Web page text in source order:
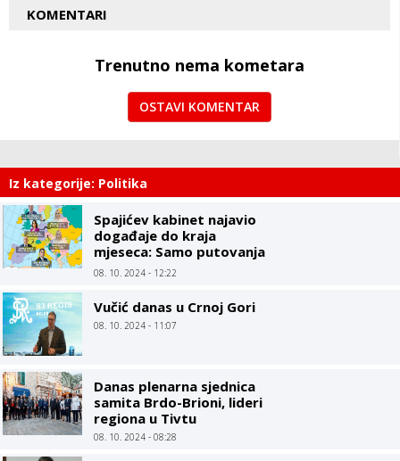
KOMENTARI
Trenutno nema kometara
OSTAVI KOMENTAR
Iz kategorije: Politika
Spajićev kabinet najavio
događaje do kraja
mjeseca: Samo putovanja
ministara, Vlada kao
08. 10. 2024 - 12:22
Vučić danas u Crnoj Gori
08. 10. 2024 - 11:07
Danas plenarna sjednica
samita Brdo-Brioni, lideri
regiona u Tivtu
08. 10. 2024 - 08:28